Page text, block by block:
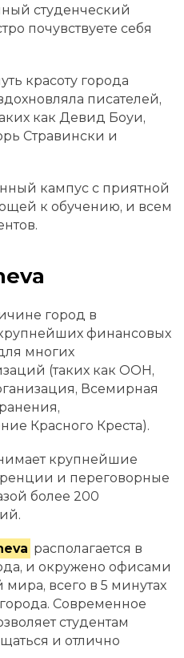
студенческий
почувствуете себя
красоту города
писателей,
как Девид Боуи,
Стравински и
кампус с приятной
к обучению, и всем
город в
финансовых
многих
(таких как ООН,
Всемирная
Красного Креста).
крупнейшие
и переговорные
более 200
располагается в
и окружено офисами
всего в 5 минутах
Современное
студентам
и отлично